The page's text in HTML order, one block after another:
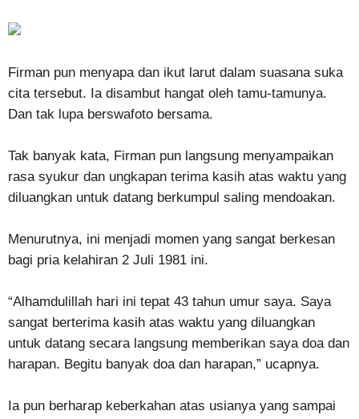
Firman pun menyapa dan ikut larut dalam suasana suka
cita tersebut. Ia disambut hangat oleh tamu-tamunya.
Dan tak lupa berswafoto bersama.
Tak banyak kata, Firman pun langsung menyampaikan
rasa syukur dan ungkapan terima kasih atas waktu yang
diluangkan untuk datang berkumpul saling mendoakan.
Menurutnya, ini menjadi momen yang sangat berkesan
bagi pria kelahiran 2 Juli 1981 ini.
“Alhamdulillah hari ini tepat 43 tahun umur saya. Saya
sangat berterima kasih atas waktu yang diluangkan
untuk datang secara langsung memberikan saya doa dan
harapan. Begitu banyak doa dan harapan,” ucapnya.
Ia pun berharap keberkahan atas usianya yang sampai